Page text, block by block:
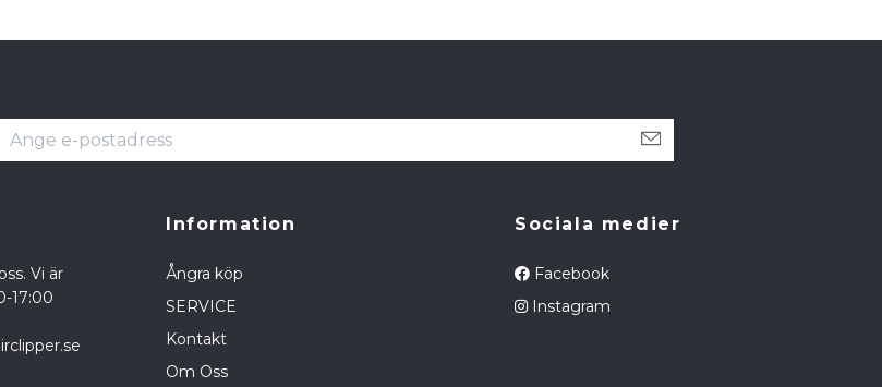
Vi är
17:00
Information
Ångra köp
SERVICE
Kontakt
Om Oss
Sociala medier
Facebook
Instagram